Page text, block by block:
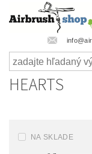
HEARTS
NA SKLADE